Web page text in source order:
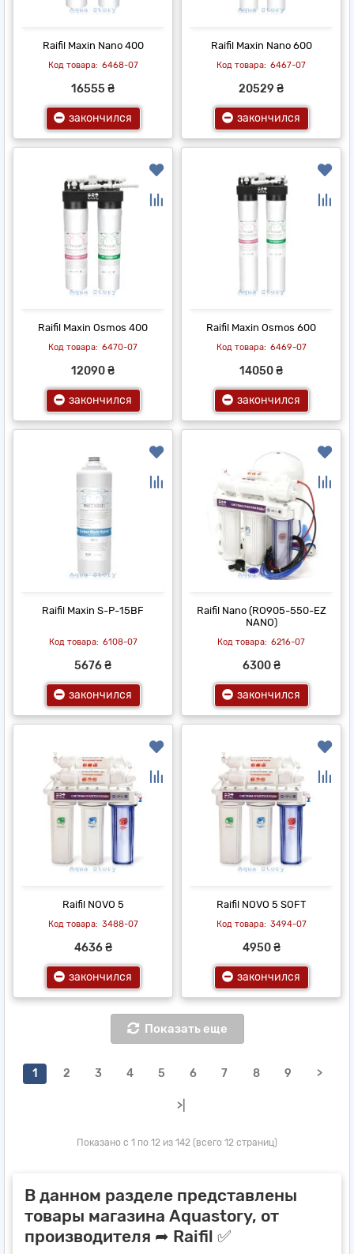
Raifil Maxin Nano 400
6468-07
16555 ₴
закончился
Raifil Maxin Nano 600
6467-07
20529 ₴
закончился
Raifil Maxin Osmos 400
6470-07
12090 ₴
закончился
Raifil Maxin Osmos 600
6469-07
14050 ₴
закончился
Raifil Maxin S-P-15BF
6108-07
5676 ₴
закончился
Raifil Nano (RO905-550-EZ
NANO)
6216-07
6300 ₴
закончился
Raifil NOVO 5
3488-07
4636 ₴
закончился
Raifil NOVO 5 SOFT
3494-07
4950 ₴
закончился
Показать еще
1 2 3 4 5 6 7 8 9 >
>|
Показано с 1 по 12 из 142 (всего 12 страниц)
В данном разделе представлены
товары магазина Aquastory, от
производителя ➦ Raifil ✅